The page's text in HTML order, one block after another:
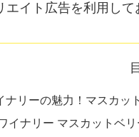
エイト広告を利用して
ナリーの魅力！マスカッ
イナリー マスカットベ